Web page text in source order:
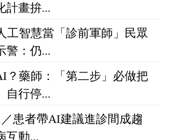
計畫拚...
工智慧當「診前軍師」民眾
：仍...
？藥師：「第二步」必做把
行停...
患者帶AI建議進診間成趨
動...